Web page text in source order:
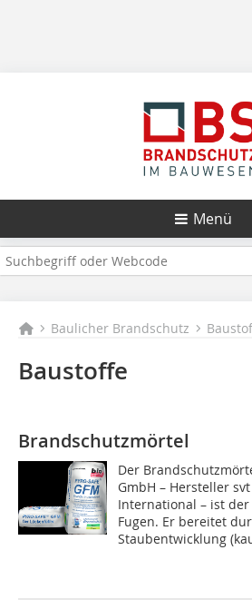
Menü
Baulicher Brandschutz
Baustoffe
Brandschutzmörtel
Der
GmbH – Hersteller
International – ist
Fugen. Er bereitet
Staubentwicklung